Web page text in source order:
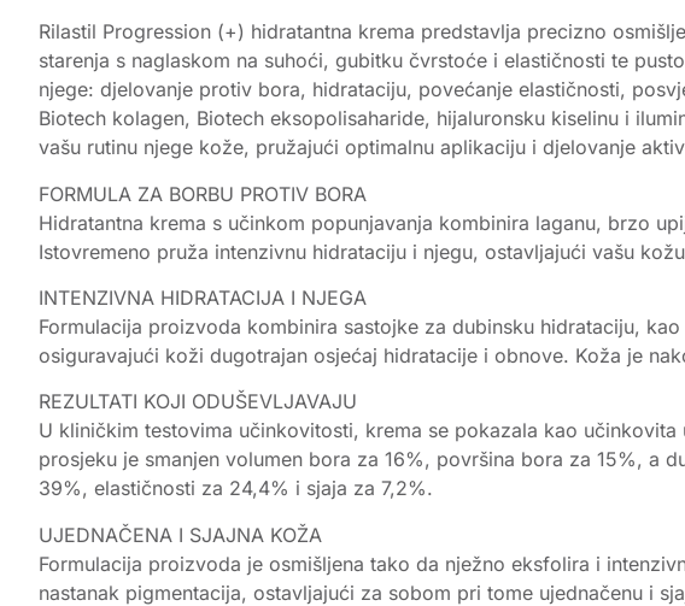
Rilastil Progression (+) hidratantna krema predstavlja precizno
starenja s naglaskom na suhoći, gubitku čvrstoće i elastičnosti te
njege: djelovanje protiv bora, hidrataciju, povećanje elastičnosti,
Biotech kolagen, Biotech eksopolisaharide, hijaluronsku kiselinu i
vašu rutinu njege kože, pružajući optimalnu aplikaciju i djelovanje
FORMULA ZA BORBU PROTIV BORA
Hidratantna krema s učinkom popunjavanja kombinira laganu, brzo
Istovremeno pruža intenzivnu hidrataciju i njegu, ostavljajući vašu
INTENZIVNA HIDRATACIJA I NJEGA
Formulacija proizvoda kombinira sastojke za dubinsku hidrataciju,
osiguravajući koži dugotrajan osjećaj hidratacije i obnove. Koža je
REZULTATI KOJI ODUŠEVLJAVAJU
U kliničkim testovima učinkovitosti, krema se pokazala kao
prosjeku je smanjen volumen bora za 16%, površina bora za 15%, a
39%, elastičnosti za 24,4% i sjaja za 7,2%.
UJEDNAČENA I SJAJNA KOŽA
Formulacija proizvoda je osmišljena tako da nježno eksfolira i
nastanak pigmentacija, ostavljajući za sobom pri tome ujednačenu i